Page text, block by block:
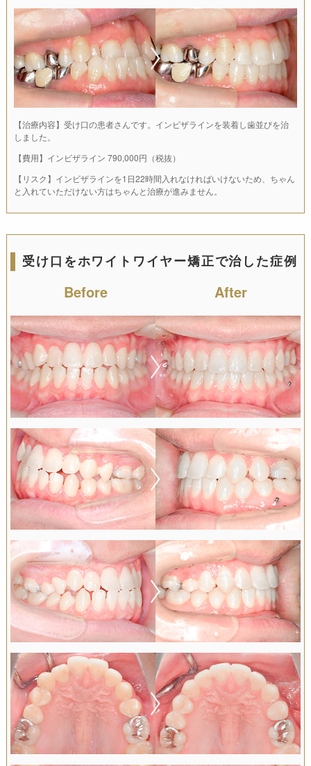
【治療内容】受け口の患者さんです。インビザラインを装着し歯並びを治
しました。
【費用】インビザライン 790,000円（税抜）
【リスク】インビザラインを1日22時間入れなければいけないため、ちゃん
と入れていただけない方はちゃんと治療が進みません。
受け口をホワイトワイヤー矯正で治した症例
Before After